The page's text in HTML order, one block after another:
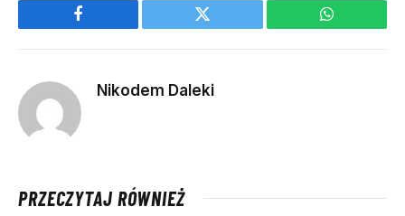
Facebook Twitter WhatsApp
Nikodem Daleki
PRZECZYTAJ RÓWNIEŻ